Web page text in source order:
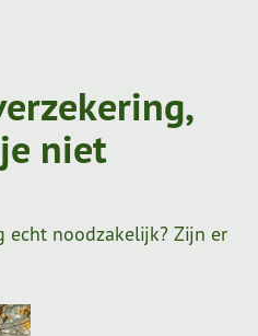
niet
echt noodzakelijk? Zijn er